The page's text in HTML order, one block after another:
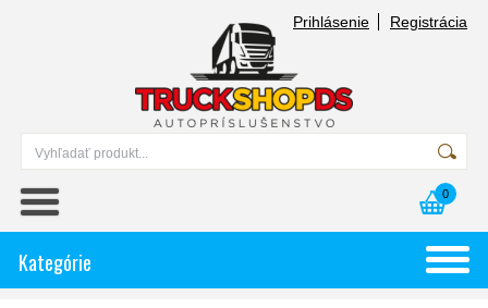
Prihlásenie Registrácia
0
Kategórie